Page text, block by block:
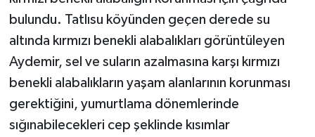
bulundu. Tatlısu köyünden geçen derede su
altında kırmızı benekli alabalıkları görüntüleyen
Aydemir, sel ve suların azalmasına karşı kırmızı
benekli alabalıkların yaşam alanlarının korunması
gerektiğini, yumurtlama dönemlerinde
sığınabilecekleri cep şeklinde kısımlar